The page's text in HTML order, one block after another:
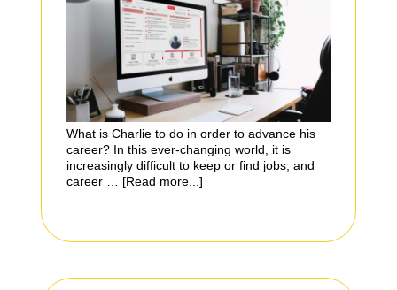
What is Charlie to do in order to advance his
career? In this ever-changing world, it is
increasingly difficult to keep or find jobs, and
career … [Read more...]